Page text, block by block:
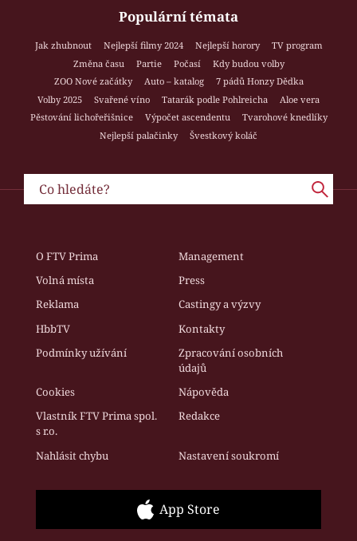
Populární témata
Jak zhubnout Nejlepší filmy 2024 Nejlepší horory
TV program
Změna času
Partie Počasí
Kdy budou volby
ZOO Nové začátky
Auto – katalog
7 pádů Honzy Dědka
Volby 2025
Svařené víno Tatarák podle Pohlreicha
Aloe vera
Pěstování lichořeřišnice
Výpočet ascendentu
Tvarohové knedlíky
Nejlepší palačinky
Švestkový koláč
O FTV Prima
Management
Volná místa
Press
Reklama
Castingy a výzvy
HbbTV
Kontakty
Podmínky užívání
Zpracování osobních
údajů
Cookies
Nápověda
Vlastník FTV Prima spol.
s r.o.
Redakce
Nahlásit chybu Nastavení soukromí
App Store